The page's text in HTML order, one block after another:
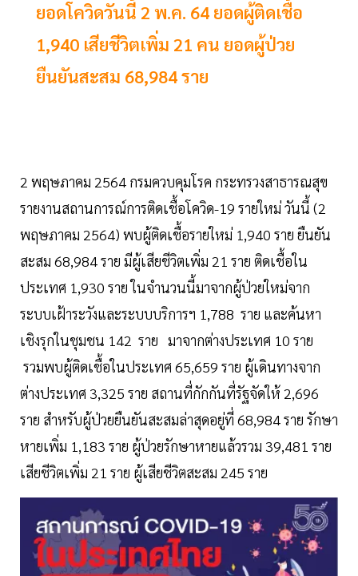
ยอดโควิดวันนี้ 2 พ.ค. 64 ยอดผู้ติดเชื้อ
1,940 เสียชีวิตเพิ่ม 21 คน ยอดผู้ป่วย
ยืนยันสะสม 68,984 ราย
2 พฤษภาคม 2564 กรมควบคุมโรค กระทรวงสาธารณสุข
รายงานสถานการณ์การติดเชื้อโควิด-19 รายใหม่ วันนี้ (2
พฤษภาคม 2564) พบผู้ติดเชื้อรายใหม่ 1,940 ราย ยืนยัน
สะสม 68,984 ราย มีผู้เสียชีวิตเพิ่ม 21 ราย ติดเชื้อใน
ประเทศ 1,930 ราย ในจำนวนนี้มาจากผู้ป่วยใหม่จาก
ระบบเฝ้าระวังและระบบบริการฯ 1,788 ราย และค้นหา
เชิงรุกในชุมชน 142 ราย มาจากต่างประเทศ 10 ราย
รวมพบผู้ติดเชื้อในประเทศ 65,659 ราย ผู้เดินทางจาก
ต่างประเทศ 3,325 ราย สถานที่กักกันที่รัฐจัดให้ 2,696
ราย สำหรับผู้ป่วยยืนยันสะสมล่าสุดอยู่ที่ 68,984 ราย รักษา
หายเพิ่ม 1,183 ราย ผู้ป่วยรักษาหายแล้วรวม 39,481 ราย
เสียชีวิตเพิ่ม 21 ราย ผู้เสียชีวิตสะสม 245 ราย